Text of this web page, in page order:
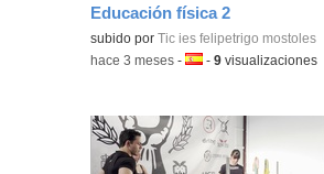
Educación física 2
Contenido educativo.
subido por Tic ies felipetrigo mostoles
-hace 3 meses -Idioma:
-9 visualizaciones